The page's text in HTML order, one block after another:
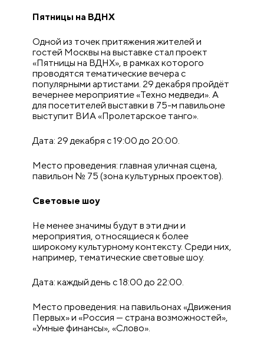
Пятницы на ВДНХ
Одной из точек притяжения жителей и
гостей Москвы на выставке стал проект
«Пятницы на ВДНХ», в рамках которого
проводятся тематические вечера с
популярными артистами. 29 декабря пройдёт
вечернее мероприятие «Техно медведи». А
для посетителей выставки в 75-м павильоне
выступит ВИА «Пролетарское танго».
Дата: 29 декабря с 19:00 до 20:00.
Место проведения: главная уличная сцена,
павильон № 75 (зона культурных проектов).
Световые шоу
Не менее значимы будут в эти дни и
мероприятия, относящиеся к более
широкому культурному контексту. Среди них,
например, тематические световые шоу.
Дата: каждый день с 18:00 до 22:00.
Место проведения: на павильонах «Движения
Первых» и «Россия — страна возможностей»,
«Умные финансы», «Слово».